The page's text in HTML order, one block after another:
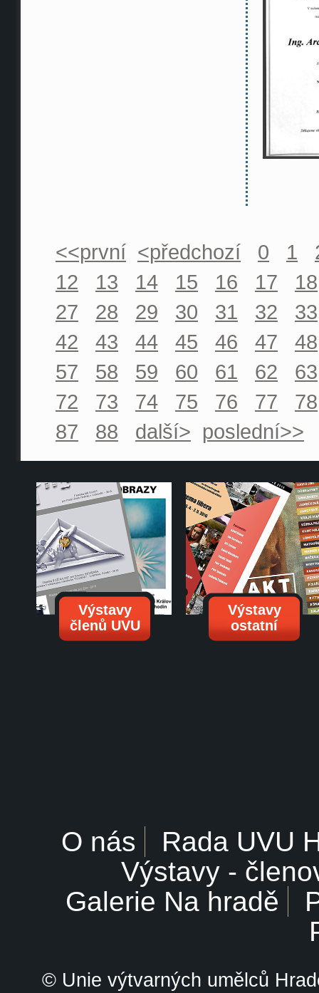
<<první <předchozí 0 1
12
13 14 15 16 17
18
27
28 29 30 31 32
33
42
43 44 45 46 47
48
57
58 59 60 61 62
63
72
73 74 75 76 77
78
87
88 další> poslední>>
Výstavy
členů UVU
Výstavy
ostatní
O nás
Rada UVU
Výstavy -
Galerie Na hradě
© Unie výtvarných umělců